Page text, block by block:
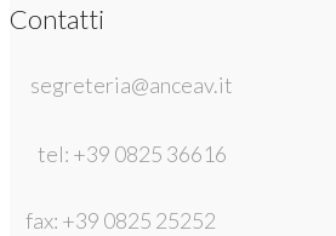
Contatti
segreteria@anceav.it
tel: +39 0825 36616
fax: +39 0825 25252